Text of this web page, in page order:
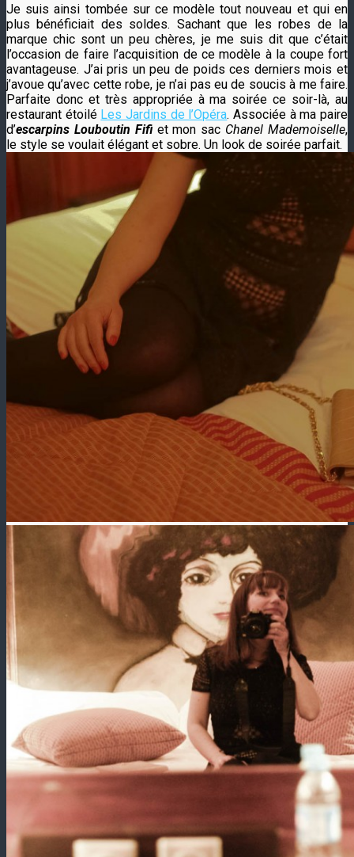
Je suis ainsi tombée sur ce modèle tout nouveau et qui en
plus bénéficiait des soldes. Sachant que les robes de la
marque chic sont un peu chères, je me suis dit que c’était
l’occasion de faire l’acquisition de ce modèle à la coupe fort
avantageuse. J’ai pris un peu de poids ces derniers mois et
j’avoue qu’avec cette robe, je n’ai pas eu de soucis à me faire.
Parfaite donc et très appropriée à ma soirée ce soir-là, au
restaurant étoilé Les Jardins de l’Opéra. Associée à ma paire
d’escarpins Louboutin Fifiet mon sac Chanel Mademoiselle,
le style se voulait élégant et sobre. Un look de soirée parfait.